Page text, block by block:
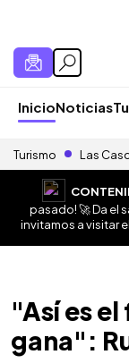
InicioNoticias
Turismo Las
pasado! 🚀 Da el
invitamos a visitar
"Así es
gana":